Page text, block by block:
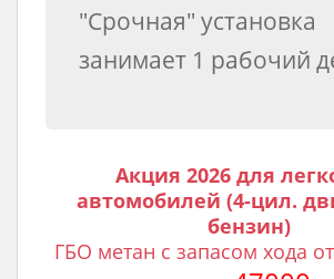
"Срочная" установка
занимает 1 рабочий
Акция 2026 для
автомобилей (4-цил.
бензин)
ГБО метан с запасом хода